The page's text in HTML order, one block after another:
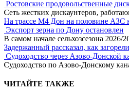
Ростовские продовольственные
Сеть жестких дискаунтеров,
На трассе М4 Дон на половине АЗС
Экспорт зерна по Дону остановлен
В самом начале сельхозсезона
Задержанный рассказал, как
Судоходство через Азово-Донской
Судоходство по Азово-Донскому
ЧИТАЙТЕ ТАКЖЕ